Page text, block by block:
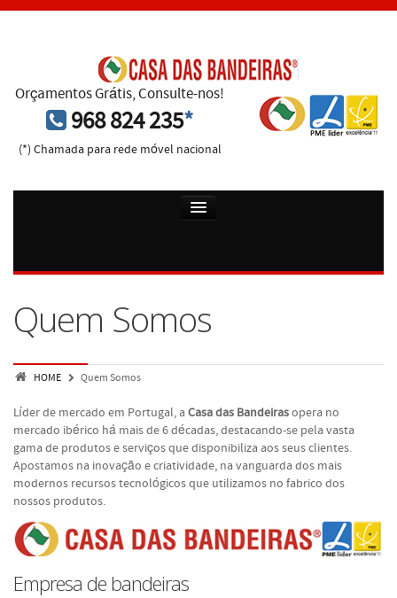
Orçamentos Grátis, Consulte-nos!
968 824 235*
(*) Chamada para rede móvel nacional
Quem Somos
Bandeiras
Mastros
Estandartes
Galhardetes
Contactos
Quem Somos
HOME Quem Somos
Líder de mercado em Portugal, a Casa das Bandeiras opera no
mercado ibérico há mais de 6 décadas, destacando-se pela vasta
gama de produtos e serviços que disponibiliza aos seus clientes.
Apostamos na inovação e criatividade, na vanguarda dos mais
modernos recursos tecnológicos que utilizamos no fabrico dos
nossos produtos.
Empresa de bandeiras